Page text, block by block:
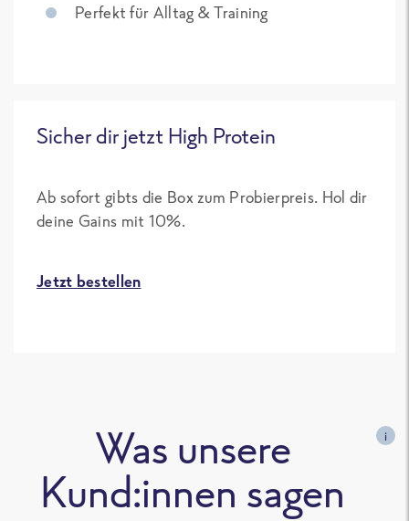
Perfekt für Alltag & Training
Sicher dir jetzt High Protein
Ab sofort gibts die Box zum Probierpreis. Hol dir
deine Gains mit 10%.
Jetzt bestellen
Was unsere
Kund:innen sagen
i